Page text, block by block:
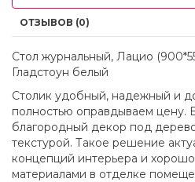
ОТЗЫВОВ (0)
Стол журнальный, Лацио
Гладстоун белый
Столик удобный, надежный и
полностью оправдываем цену.
благородный декор под
текстурой. Такое решение
концепций интерьера и
материалами в отделке